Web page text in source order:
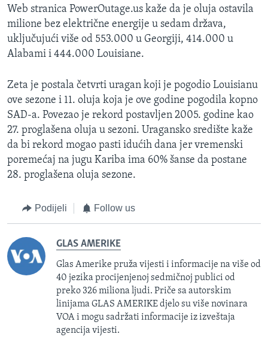
Web stranica PowerOutage.us kaže da je oluja ostavila
milione bez električne energije u sedam država,
uključujući više od 553.000 u Georgiji, 414.000 u
Alabami i 444.000 Louisiane.
Zeta je postala četvrti uragan koji je pogodio Louisianu
ove sezone i 11. oluja koja je ove godine pogodila kopno
SAD-a. Povezao je rekord postavljen 2005. godine kao
27. proglašena oluja u sezoni. Uragansko središte kaže
da bi rekord mogao pasti idućih dana jer vremenski
poremećaj na jugu Kariba ima 60% šanse da postane
28. proglašena oluja sezone.
Podijeli Follow us
GLAS AMERIKE
Glas Amerike pruža vijesti i informacije na više od
40 jezika procijenjenoj sedmičnoj publici od
preko 326 miliona ljudi. Priče sa autorskim
linijama GLAS AMERIKE djelo su više novinara
VOA i mogu sadržati informacije iz izveštaja
agencija vijesti.